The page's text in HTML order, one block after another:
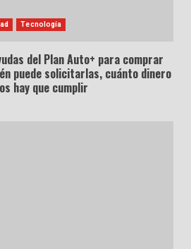
Tecnología
del Plan Auto+ para comprar
puede solicitarlas, cuánto dinero
hay que cumplir